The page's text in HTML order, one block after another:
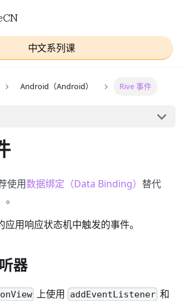
中文系列课
Android（Android） Rive 事件
使用数据绑定（Data Binding） 替代
应用响应状态机中触发的事件。
器
上使用 addEventListener和